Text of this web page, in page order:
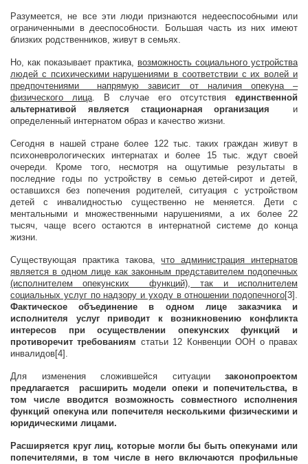
Разумеется, не все эти люди признаются недееспособными или
ограниченными в дееспособности. Большая часть из них имеют
близких родственников, живут в семьях.
Но, как показывает практика, возможность социального устройства
людей с психическими нарушениями в соответствии с их волей и
предпочтениями напрямую зависит от наличия опекуна –
физического лица. В случае его отсутствияединственной
альтернативой является стационарная организация и
определенный интернатом образ и качество жизни.
Сегодня в нашей стране более 122 тыс. таких граждан живут в
психоневрологических интернатах и более 15 тыс. ждут своей
очереди. Кроме того, несмотря на ощутимые результаты в
последние годы по устройству в семью детей-сирот и детей,
оставшихся без попечения родителей, ситуация с устройством
детей с инвалидностью существенно не меняется. Дети с
ментальными и множественными нарушениями, а их более 22
тысяч, чаще всего остаются в интернатной системе до конца
жизни.
Существующая практика такова,что администрация интернатов
является в одном лице как законным представителем подопечных
(исполнителем опекунских функций), так и исполнителем
социальных услуг по надзору и уходу в отношении подопечного[3].
Фактическое объединение в одном лице заказчика и
исполнителя услуг приводит к возникновению конфликта
интересов при осуществлении опекунских функций и
противоречит требованиям статьи 12 Конвенции ООН о правах
инвалидов[4].
Для изменения сложившейся ситуации законопроектом
предлагается расширить модели опеки и попечительства, в
том числе вводится возможность совместного исполнения
функций опекуна или попечителя несколькими физическими и
юридическими лицами.
Расширяется круг лиц, которые могли бы быть опекунами или
попечителями, в том числе в него включаются профильные